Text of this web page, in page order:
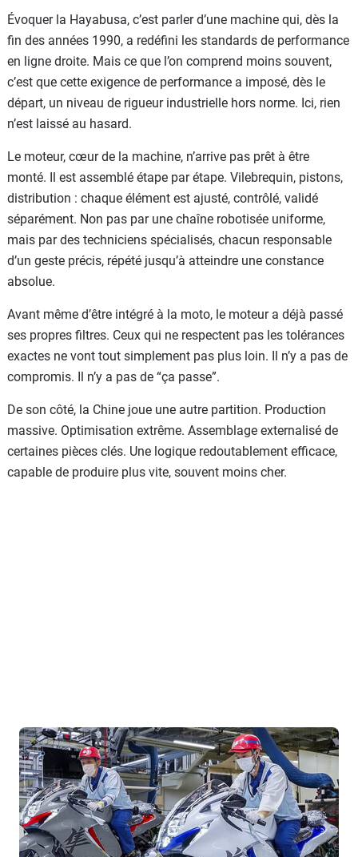
Évoquer la Hayabusa, c’est parler d’une machine qui, dès la
fin des années 1990, a redéfini les standards de performance
en ligne droite. Mais ce que l’on comprend moins souvent,
c’est que cette exigence de performance a imposé, dès le
départ, un niveau de rigueur industrielle hors norme. Ici, rien
n’est laissé au hasard.
Le moteur, cœur de la machine, n’arrive pas prêt à être
monté. Il est assemblé étape par étape. Vilebrequin, pistons,
distribution : chaque élément est ajusté, contrôlé, validé
séparément. Non pas par une chaîne robotisée uniforme,
mais par des techniciens spécialisés, chacun responsable
d’un geste précis, répété jusqu’à atteindre une constance
absolue.
Avant même d’être intégré à la moto, le moteur a déjà passé
ses propres filtres. Ceux qui ne respectent pas les tolérances
exactes ne vont tout simplement pas plus loin. Il n’y a pas de
compromis. Il n’y a pas de “ça passe”.
De son côté, la Chine joue une autre partition. Production
massive. Optimisation extrême. Assemblage externalisé de
certaines pièces clés. Une logique redoutablement efficace,
capable de produire plus vite, souvent moins cher.